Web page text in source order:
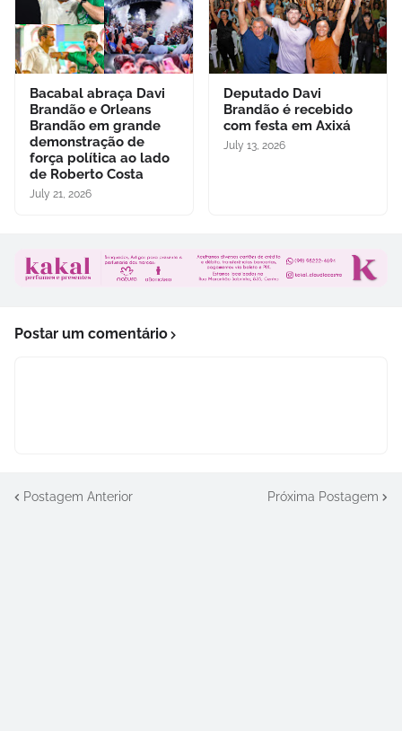
Bacabal abraça Davi
Brandão e Orleans
Brandão em grande
demonstração de
força política ao lado
de Roberto Costa
July 21, 2026
Deputado Davi
Brandão é recebido
com festa em Axixá
July 13, 2026
Postar um comentário
Postagem Anterior Próxima Postagem